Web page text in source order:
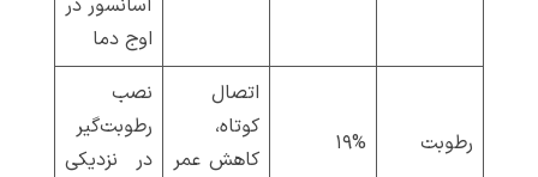
آسانسور در
اوج دما
رطوبت ۱۹%
اتصال
کوتاه،
کاهش عمر
نصب
رطوبت‌گیر
در نزدیکی